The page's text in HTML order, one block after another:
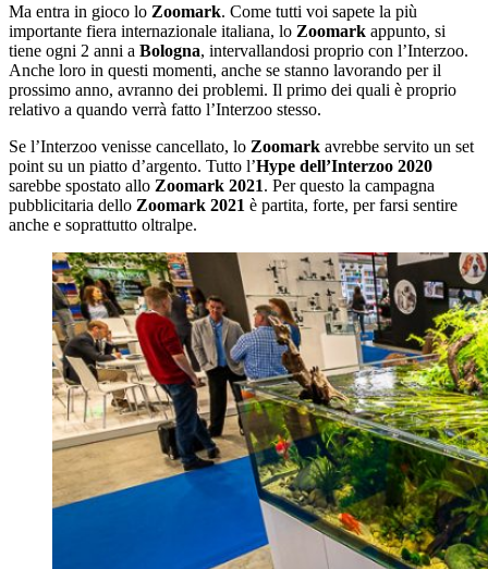
Ma entra in gioco lo Zoomark. Come tutti voi sapete la più
importante fiera internazionale italiana, lo Zoomark appunto, si
tiene ogni 2 anni a Bologna, intervallandosi proprio con l’Interzoo.
Anche loro in questi momenti, anche se stanno lavorando per il
prossimo anno, avranno dei problemi. Il primo dei quali è proprio
relativo a quando verrà fatto l’Interzoo stesso.
Se l’Interzoo venisse cancellato, lo Zoomark avrebbe servito un set
point su un piatto d’argento. Tutto l’Hype dell’Interzoo 2020
sarebbe spostato allo Zoomark 2021. Per questo la campagna
pubblicitaria dello Zoomark 2021 è partita, forte, per farsi sentire
anche e soprattutto oltralpe.